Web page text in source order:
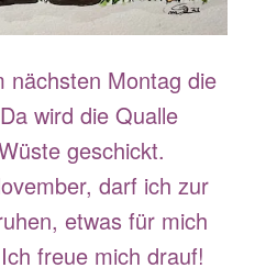
nächsten Montag die
wird die Qualle
geschickt.
darf ich zur
etwas für mich
freue mich drauf!